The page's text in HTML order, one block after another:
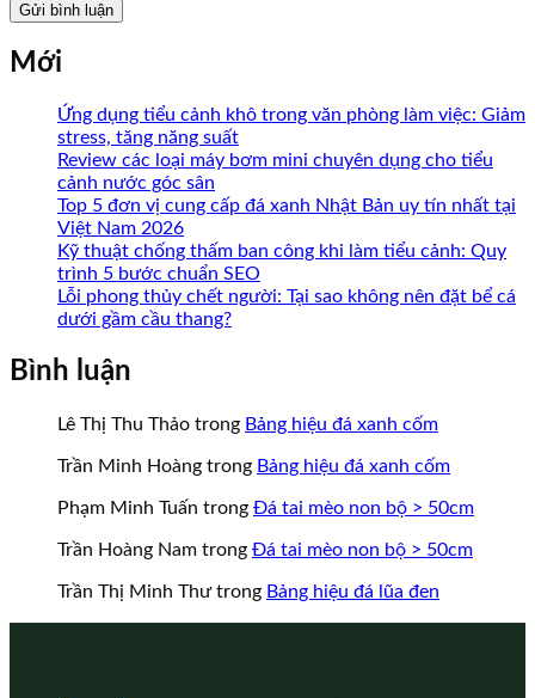
Mới
Ứng dụng tiểu cảnh khô trong văn phòng làm việc: Giảm
stress, tăng năng suất
Review các loại máy bơm mini chuyên dụng cho tiểu
cảnh nước góc sân
Top 5 đơn vị cung cấp đá xanh Nhật Bản uy tín nhất tại
Việt Nam 2026
Kỹ thuật chống thấm ban công khi làm tiểu cảnh: Quy
trình 5 bước chuẩn SEO
Lỗi phong thủy chết người: Tại sao không nên đặt bể cá
dưới gầm cầu thang?
Bình luận
Lê Thị Thu Thảo trong Bảng hiệu đá xanh cốm
Trần Minh Hoàng trong Bảng hiệu đá xanh cốm
Phạm Minh Tuấn trong Đá tai mèo non bộ > 50cm
Trần Hoàng Nam trong Đá tai mèo non bộ > 50cm
Trần Thị Minh Thưtrong Bảng hiệu đá lũa đen